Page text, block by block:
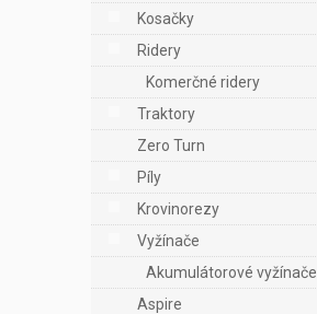
e
l
Kosačky
Ridery
Komerčné ridery
Traktory
Zero Turn
Píly
Krovinorezy
Vyžínače
Akumulátorové vyžínače
Aspire